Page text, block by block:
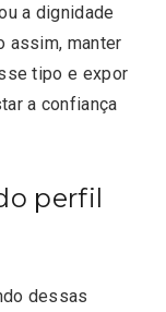
a dignidade
assim, manter
tipo e expor
a confiança
perfil
dessas